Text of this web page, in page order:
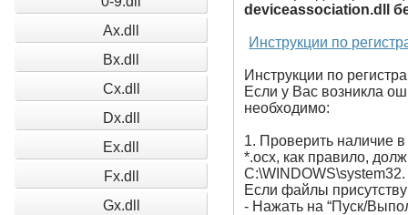
Ax.dll
Bx.dll
Cx.dll
Dx.dll
Ex.dll
Fx.dll
Gx.dll
deviceassociation.dll
Инструкции по
Инструкции по
Если у Вас возникла
необходимо:
1. Проверить наличие
*.ocx, как правило,
C:\WINDOWS\system32.
Если файлы
- Нажать на “Пуск/